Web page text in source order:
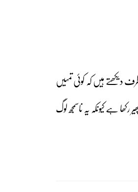
ہیں کہ کوئی تمہیں
ہے کیونکہ یہ ناسمجھ لوگ